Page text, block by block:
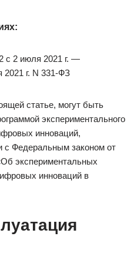
с 2 июля 2021 г. —
г. N 331-ФЗ
статье, могут быть
экспериментального
инноваций,
с Федеральным законом от
экспериментальных
инноваций в